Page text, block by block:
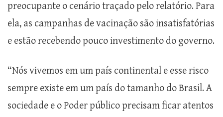
preocupante o cenário traçado pelo relatório. Para
ela, as campanhas de vacinação são insatisfatórias
e estão recebendo pouco investimento do governo.
“Nós vivemos em um país continental e esse risco
sempre existe em um país do tamanho do Brasil. A
sociedade e o Poder público precisam ficar atentos